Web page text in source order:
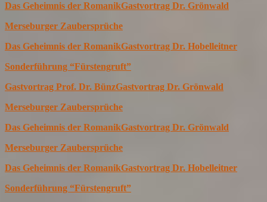
Das Geheimnis der RomanikGastvortrag Dr. Grönwald
Merseburger Zaubersprüche
Das Geheimnis der RomanikGastvortrag Dr. Hobelleitner
Sonderführung “Fürstengruft”
Gastvortrag Prof. Dr. BünzGastvortrag Dr. Grönwald
Merseburger Zaubersprüche
Das Geheimnis der RomanikGastvortrag Dr. Grönwald
Merseburger Zaubersprüche
Das Geheimnis der RomanikGastvortrag Dr. Hobelleitner
Sonderführung “Fürstengruft”